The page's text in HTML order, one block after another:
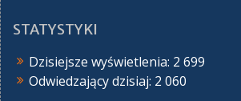
STATYSTYKI
Dzisiejsze wyświetlenia: 2 699
Odwiedzający dzisiaj: 2 060